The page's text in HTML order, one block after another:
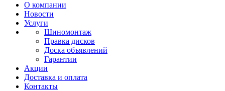
О компании
Новости
Услуги
Шиномонтаж
Правка дисков
Доска объявлений
Гарантии
Акции
Доставка и оплата
Контакты